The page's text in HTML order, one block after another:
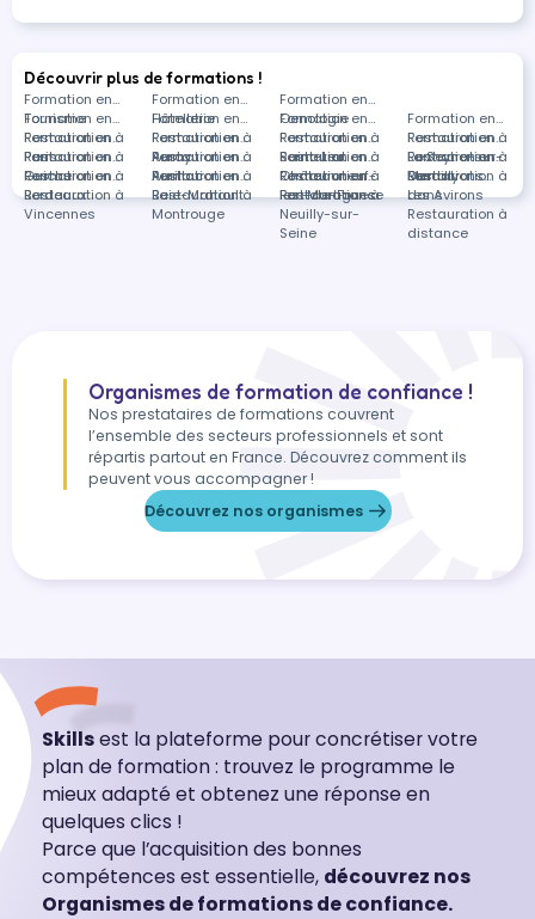
Découvrir plus de formations !
Formation en
Tourisme
Formation en
Hôtellerie
Formation en
Oenologie
Formation en
Restauration à
Paris
Formation en
Restauration à
Auray
Formation en
Restauration à
Saint-Leu
Formation en
Restauration à
La Seyne-sur-
Mer
Formation en
Restauration à
Guiche
Formation en
Restauration à
Aurillac
Formation en
Restauration à
Châteauneuf-
les-Martigues
Formation en
Restauration à
Dardilly
Formation en
Restauration à
Bordeaux
Formation en
Restauration à
Baie-Mahault
Formation en
Restauration à
Fort-de-France
Formation en
Restauration à
Les Avirons
Formation en
Restauration à
Vincennes
Formation en
Restauration à
Montrouge
Formation en
Restauration à
Neuilly-sur-
Seine
Formations
dans
Restauration à
distance
Organismes de formation de confiance !
Nos prestataires de formations couvrent
l’ensemble des secteurs professionnels et sont
répartis partout en France. Découvrez comment ils
peuvent vous accompagner !
Découvrez nos organismes
Skillsest la plateforme pour concrétiser votre
plan de formation : trouvez le programme le
mieux adapté et obtenez une réponse en
quelques clics !
Parce que l’acquisition des bonnes
compétences est essentielle, découvrez nos
Organismes de formations de confiance.